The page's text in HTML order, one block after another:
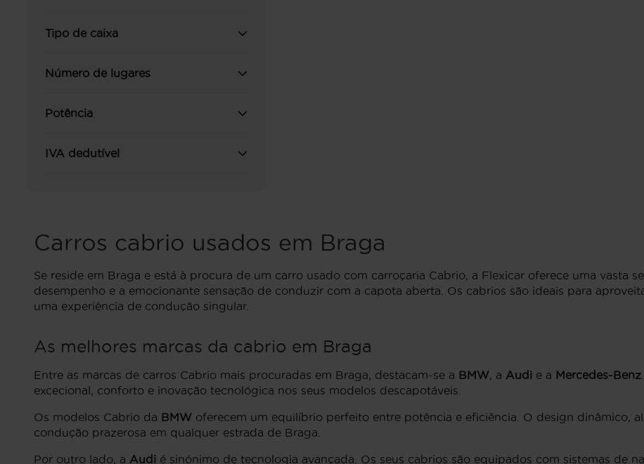
Tipo de caixa
Número de lugares
Potência
IVA dedutível
Carros cabrio usados em Braga
Se reside em Braga e está à procura de um carro usado com carroçaria Cabrio, a Flexicar oferece uma vasta
desempenho e a emocionante sensação de conduzir com a capota aberta. Os cabrios são ideais para
uma experiência de condução singular.
As melhores marcas da cabrio em Braga
Entre as marcas de carros Cabrio mais procuradas em Braga, destacam-se a BMW, a Audi e a Mercedes-Benz
excecional, conforto e inovação tecnológica nos seus modelos descapotáveis.
Os modelos Cabrio da BMW oferecem um equilíbrio perfeito entre potência e eficiência. O design dinâmico,
condução prazerosa em qualquer estrada de Braga.
Por outro lado, a Audi é sinónimo de tecnologia avançada. Os seus cabrios são equipados com sistemas de